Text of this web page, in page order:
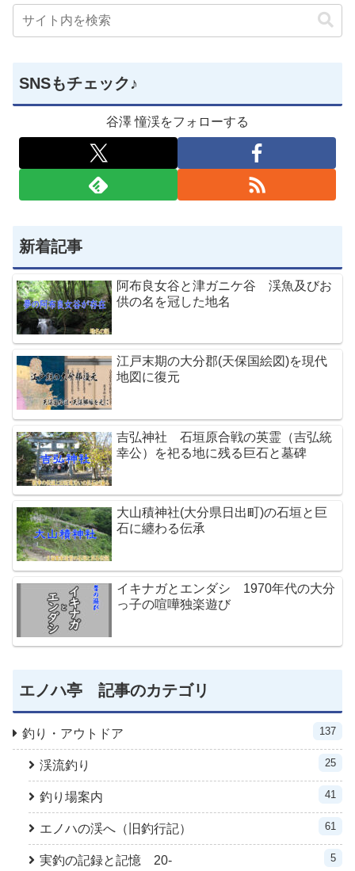
SNSもチェック♪
谷澤 憧渓をフォローする
新着記事
阿布良女谷と津ガニケ谷 渓魚及びお
供の名を冠した地名
江戸末期の大分郡(天保国絵図)を現代
地図に復元
吉弘神社 石垣原合戦の英霊（吉弘統
幸公）を祀る地に残る巨石と墓碑
大山積神社(大分県日出町)の石垣と巨
石に纏わる伝承
イキナガとエンダシ 1970年代の大分
っ子の喧嘩独楽遊び
エノハ亭 記事のカテゴリ
釣り・アウトドア 137
渓流釣り 25
釣り場案内 41
エノハの渓へ（旧釣行記） 61
実釣の記録と記憶 20- 5